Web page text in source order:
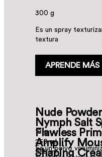
300 g
Es un spray
textura
APRENDE MÁS
Nude
12 g
Es un polvo
Nymph Salt
250 ml
Flawless
250 ml
Amplify
Shaping